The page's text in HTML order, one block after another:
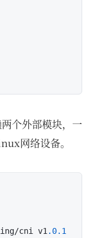
个外部模块，一
网络设备。
cni v1
.0.1